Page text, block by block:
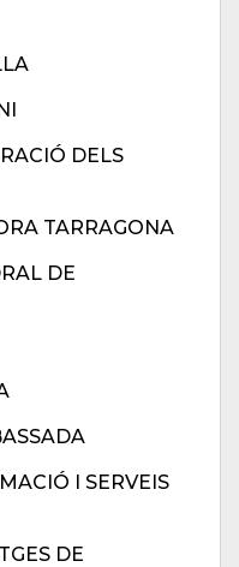
DELS
TARRAGONA
DE
I SERVEIS
DE